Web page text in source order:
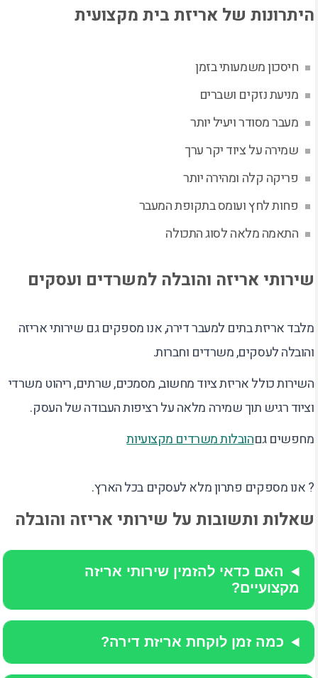
היתרונות של אריזת בית מקצועית
חיסכון משמעותי בזמן
מניעת נזקים ושברים
מעבר מסודר ויעיל יותר
שמירה על ציוד יקר ערך
פריקה קלה ומהירה יותר
פחות לחץ ועומס בתקופת המעבר
התאמה מלאה לסוג התכולה
שירותי אריזה והובלה למשרדים ועסקים
מלבד אריזת בתים למעבר דירה, אנו מספקים גם שירותי אריזה
והובלה לעסקים, משרדים וחברות.
השירות כולל אריזת ציוד מחשוב, מסמכים, שרתים, ריהוט משרדי
וציוד רגיש תוך שמירה מלאה על רציפות העבודה של העסק.
מחפשים גםהובלות משרדים מקצועיות
? אנו מספקים פתרון מלא לעסקים בכל הארץ.
שאלות ותשובות על שירותי אריזה והובלה
האם כדאי להזמין שירותי אריזה
מקצועיים?
כמה זמן לוקחת אריזת דירה?